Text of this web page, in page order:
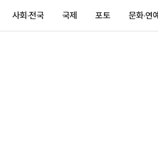
사회·전국 국제 포토 문화·연예